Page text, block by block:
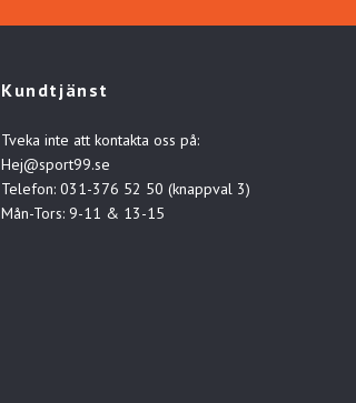
Kundtjänst
Tveka inte att kontakta oss på:
Hej@sport99.se
Telefon: 031-376 52 50 (knappval 3)
Mån-Tors: 9-11 & 13-15